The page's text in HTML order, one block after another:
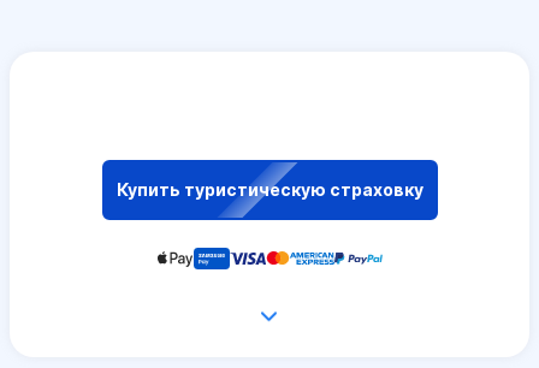
Купить туристическую страховку